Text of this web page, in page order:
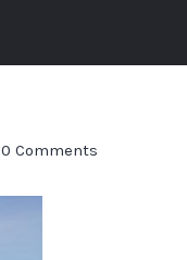
0 Comments